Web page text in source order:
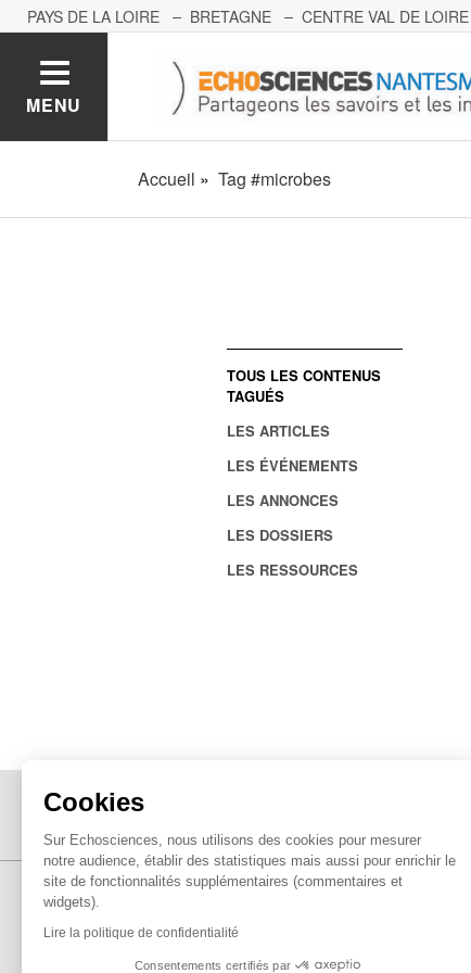
Cookies
Sur Echosciences, nous utilisons des cookies pour mesurer
notre audience, établir des statistiques mais aussi pour enrichir le
site de fonctionnalités supplémentaires (commentaires et
widgets).
Lire la politique de confidentialité
Consentements certifiés par
PAYS DE LA LOIRE BRETAGNE CENTRE VAL DE LOIRE
MENU
Accueil Tag #microbes
TOUS LES CONTENUS
TAGUÉS
LES ARTICLES
LES ÉVÉNEMENTS
LES ANNONCES
LES DOSSIERS
LES RESSOURCES